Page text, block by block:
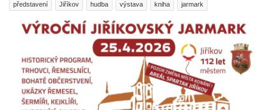
představení Jiříkov hudba výstava kniha jarmark